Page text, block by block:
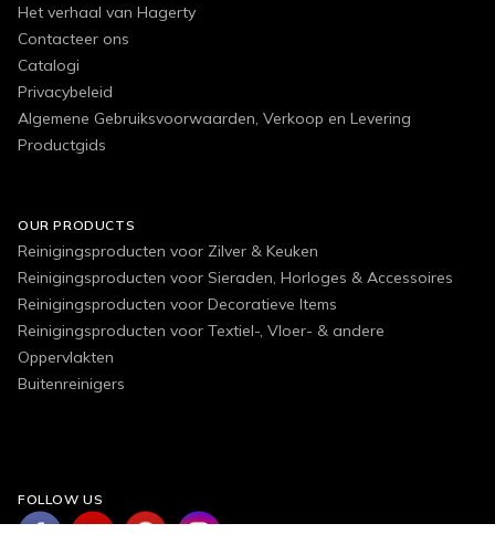
Het verhaal van Hagerty
Contacteer ons
Catalogi
Privacybeleid
Algemene Gebruiksvoorwaarden, Verkoop en Levering
Productgids
OUR PRODUCTS
Reinigingsproducten voor Zilver & Keuken
Reinigingsproducten voor Sieraden, Horloges & Accessoires
Reinigingsproducten voor Decoratieve Items
Reinigingsproducten voor Textiel-, Vloer- & andere
Oppervlakten
Buitenreinigers
FOLLOW US